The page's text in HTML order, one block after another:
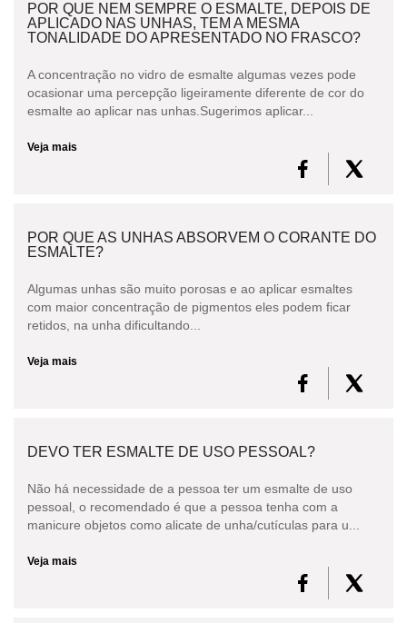
POR QUE NEM SEMPRE O ESMALTE, DEPOIS DE
APLICADO NAS UNHAS, TEM A MESMA
TONALIDADE DO APRESENTADO NO FRASCO?
A concentração no vidro de esmalte algumas vezes pode
ocasionar uma percepção ligeiramente diferente de cor do
esmalte ao aplicar nas unhas.Sugerimos aplicar...
Veja mais
POR QUE AS UNHAS ABSORVEM O CORANTE DO
ESMALTE?
Algumas unhas são muito porosas e ao aplicar esmaltes
com maior concentração de pigmentos eles podem ficar
retidos, na unha dificultando...
Veja mais
DEVO TER ESMALTE DE USO PESSOAL?
Não há necessidade de a pessoa ter um esmalte de uso
pessoal, o recomendado é que a pessoa tenha com a
manicure objetos como alicate de unha/cutículas para u...
Veja mais